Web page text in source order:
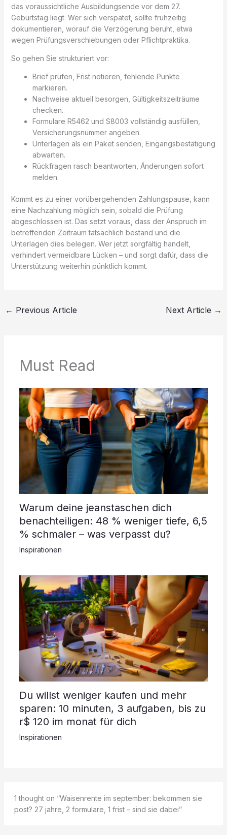
das voraussichtliche Ausbildungsende vor dem 27.
Geburtstag liegt. Wer sich verspätet, sollte frühzeitig
dokumentieren, worauf die Verzögerung beruht, etwa
wegen Prüfungsverschiebungen oder Pflichtpraktika.
So gehen Sie strukturiert vor:
Brief prüfen, Frist notieren, fehlende Punkte
markieren.
Nachweise aktuell besorgen, Gültigkeitszeiträume
checken.
Formulare R5462 und S8003 vollständig ausfüllen,
Versicherungsnummer angeben.
Unterlagen als ein Paket senden, Eingangsbestätigung
abwarten.
Rückfragen rasch beantworten, Änderungen sofort
melden.
Kommt es zu einer vorübergehenden Zahlungspause, kann
eine Nachzahlung möglich sein, sobald die Prüfung
abgeschlossen ist. Das setzt voraus, dass der Anspruch im
betreffenden Zeitraum tatsächlich bestand und die
Unterlagen dies belegen. Wer jetzt sorgfältig handelt,
verhindert vermeidbare Lücken – und sorgt dafür, dass die
Unterstützung weiterhin pünktlich kommt.
← Previous Article Next Article →
Must Read
Warum deine jeanstaschen dich
benachteiligen: 48 % weniger tiefe, 6,5
% schmaler – was verpasst du?
Inspirationen
Du willst weniger kaufen und mehr
sparen: 10 minuten, 3 aufgaben, bis zu
r$ 120 im monat für dich
Inspirationen
1 thought on “Waisenrente im september: bekommen sie
post? 27 jahre, 2 formulare, 1 frist – sind sie dabei”